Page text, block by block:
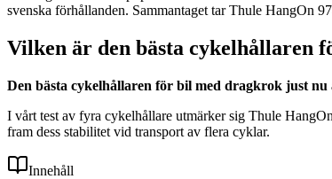
svenska förhållanden. Sammantaget tar Thule HangOn
Vilken är den bästa cykelhållaren
Den bästa cykelhållaren för bil med dragkrok just
I vårt test av fyra cykelhållare utmärker sig Thule
fram dess stabilitet vid transport av flera cyklar.
Innehåll